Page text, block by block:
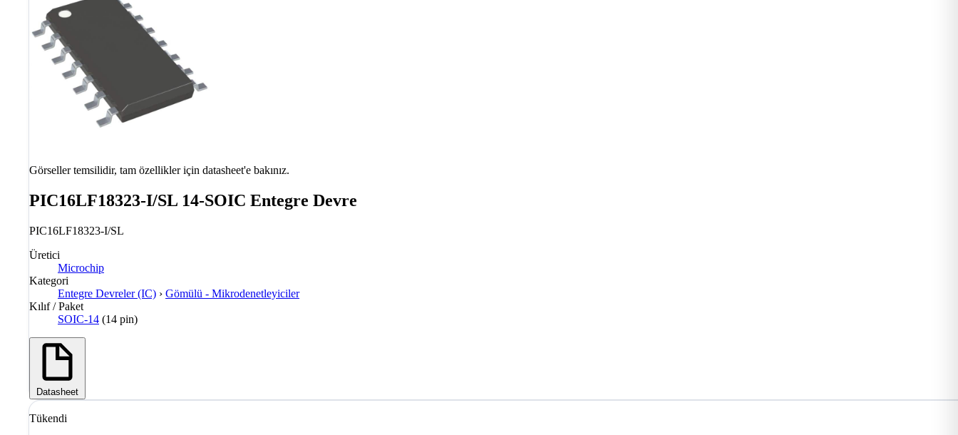
Görseller temsilidir, tam özellikler için datasheet'e bakınız.
PIC16LF18323-I/SL 14-SOIC Entegre Devre
PIC16LF18323-I/SL
Üretici
Microchip
Kategori
Entegre Devreler (IC) › Gömülü - Mikrodenetleyiciler
Kılıf / Paket
SOIC-14 (14 pin)
Datasheet
Tükendi